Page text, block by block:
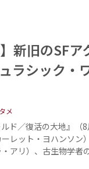
】新旧のSF
ラシック・
メ
ルド／復活の大地』
レット・ヨハンソン
アリ）、古生物学